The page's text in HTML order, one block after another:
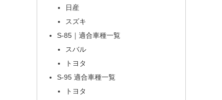
日産
スズキ
S-85｜適合車種一覧
スバル
トヨタ
S-95 適合車種一覧
トヨタ